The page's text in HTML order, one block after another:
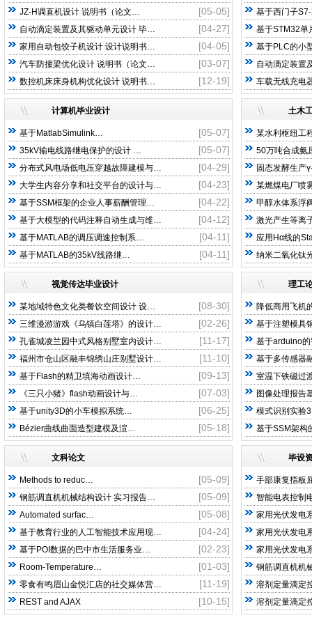
[05-05]
JZ-H调直机设计 说明书（论文…
[04-27]
自动滴定装置及其驱动单元设计 毕…
[04-05]
家用自动包饺子机设计 设计说明书…
[03-07]
汽车防撞梁优化设计 说明书（论文…
[12-19]
数控机床床身机构优化设计 说明书…
基于西门子
基于STM32
基于PLC的小
自动滴定装置
车载无线充电
计算机毕业设计
[05-07]
基于MatlabSimulink…
[05-07]
35kV输电线路继电保护的设计 …
[04-29]
分布式风电场低电压穿越故障建模与…
[04-23]
大学生内容分享和社交平台的设计与…
[04-22]
基于SSM框架的企业人事薪酬管理…
[04-12]
基于大模型的代码注释自动生成与维…
[04-11]
基于MATLAB的调压调速控制系…
[04-11]
基于MATLAB的35kV线路继…
土木
某水利枢纽工
50万吨合成氨
固态发酵生产
某燃煤电厂喷
甲醇水体系浮
激光产生等离
应用Hα线的
纳米二氧化钛
视觉传达毕业设计
[08-30]
某地域特色文化类餐饮空间设计 设…
[02-26]
三维漫游游戏《乌镇白莲塔》的设计…
[11-17]
孔雀城凌兰园中式风格别墅室内设计…
[11-10]
福州市仓山区融丰锦绣山庄别墅设计…
[09-13]
基于Flash的精卫填海动画设计…
[07-03]
《三只小猪》flash动画设计与…
[06-25]
基于unity3D的小车模拟系统…
[05-18]
Bézier曲线曲面造型建模及渲…
理工
降低商用飞机
基于注塑模具
基于arduino
基于多传感器
室温下铁磁过
图像处理报告
模式识别实验
基于SSM架构
文科论文
[05-09]
Methods to reduc…
[05-09]
钢筋调直机机械结构设计 实习报告…
[05-08]
Automated surfac…
[04-24]
基于教育行业的人工智能技术应用现…
[02-23]
基于POI数据的巴中市生活服务业…
[01-03]
Room-Temperature…
[11-19]
零食有鸣眉山金悦汇店的社交媒体营…
[10-15]
REST and AJAX
毕设
手部康复指板
智能电表控制
家用光伏发电
家用光伏发电
家用光伏发电
钢筋调直机机
溶剂定量滴定
溶剂定量滴定